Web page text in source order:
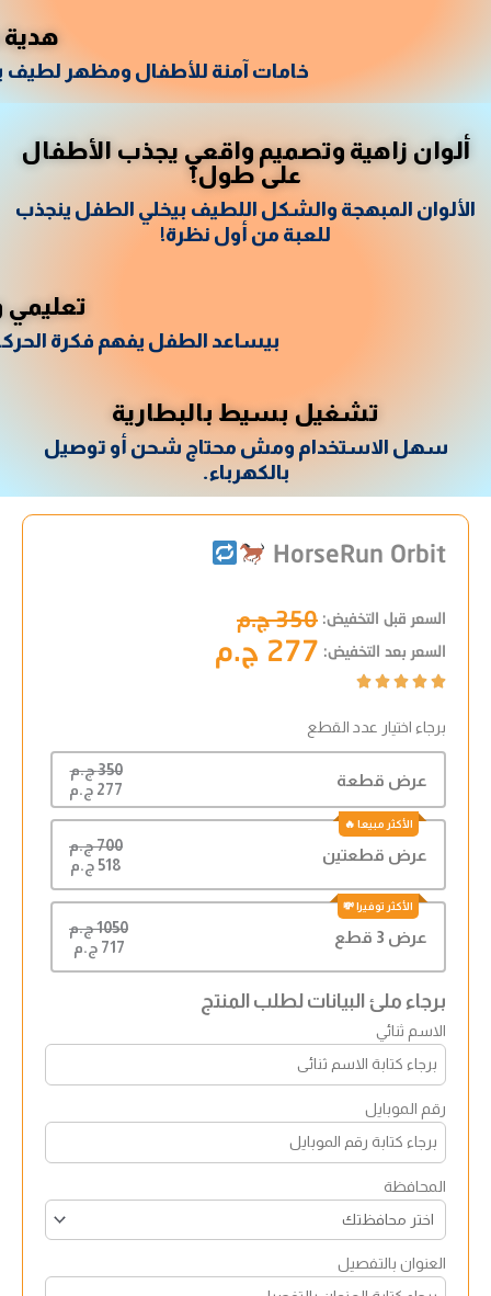
هدية
خامات آمنة للأطفال ومظهر لطيف
ألوان زاهية وتصميم واقعي يجذب الأطفال
على طول!
الألوان المبهجة والشكل اللطيف بيخلي الطفل ينجذب
للعبة من أول نظرة!
بيساعد الطفل يفهم فكرة
تشغيل بسيط بالبطارية
سهل الاستخدام ومش محتاج شحن أو توصيل
بالكهرباء.
HorseRun Orbit
السعر قبل التخفيض: 350 ج.م
السعر بعد التخفيض: 277 ج.م





Rated
out
of
5
برجاء اختيار عدد القطع
عرض قطعة
350 ج.م
277 ج.م
عرض قطعتين
700 ج.م
518 ج.م
عرض 3 قطع
1050 ج.م
717 ج.م
برجاء ملئ البيانات لطلب المنتج
الاسم ثنائي
رقم الموبايل
المحافظة
العنوان بالتفصيل